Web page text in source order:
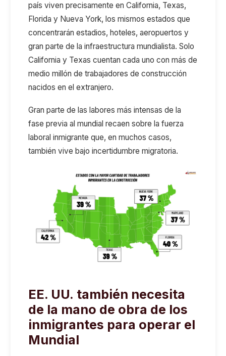
país viven precisamente en California, Texas,
Florida y Nueva York, los mismos estados que
concentrarán estadios, hoteles, aeropuertos y
gran parte de la infraestructura mundialista. Solo
California y Texas cuentan cada uno con más de
medio millón de trabajadores de construcción
nacidos en el extranjero.
Gran parte de las labores más intensas de la
fase previa al mundial recaen sobre la fuerza
laboral inmigrante que, en muchos casos,
también vive bajo incertidumbre migratoria.
EE. UU. también necesita
de la mano de obra de los
inmigrantes para operar el
Mundial